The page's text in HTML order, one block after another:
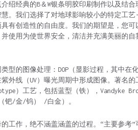
绍经典的B＆W银条明胶印刷制作以及结
。我们选择了对地球影响较小的特定工
有创造性的自由度。我们的期望是，您
使用为使世界安全，清洁并充满美丽的
型的图像处理：DOP（显影过程，其中在
外线（UV）曝光周期中形成图像。著名
）工艺，包括蓝型（铁），Vandyke
钯/金/钨） /白金）。
工作，绝不涵盖涵盖的过程。“主要参考